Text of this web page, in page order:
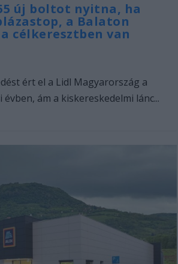
új boltot nyitna, ha
a Balaton
célkeresztben van
ért el a Lidl Magyarország a
ám a kiskereskedelmi lánc...